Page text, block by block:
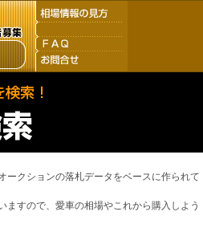
ークションの落札データをベースに作られて
すので、愛車の相場やこれから購入しよう